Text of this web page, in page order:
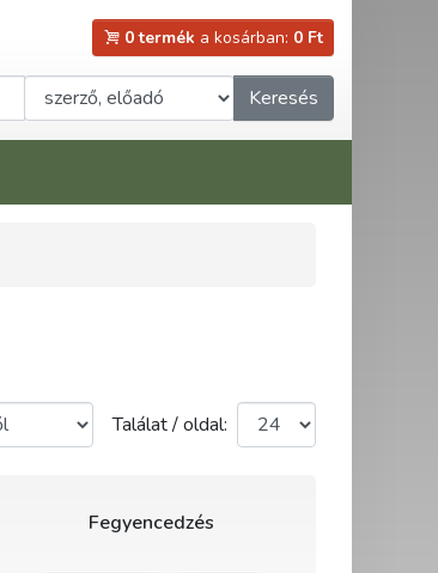
0 termék a kosárban: 0 Ft
Keresés
Találat / oldal:
Fegyencedzés